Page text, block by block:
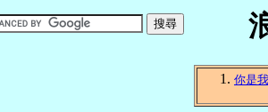
你是